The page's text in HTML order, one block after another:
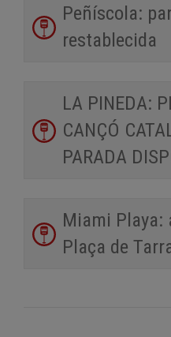
Peñíscola:
restablecida
LA PINEDA:
CANÇÓ
PARADA
Miami Playa:
Plaça de